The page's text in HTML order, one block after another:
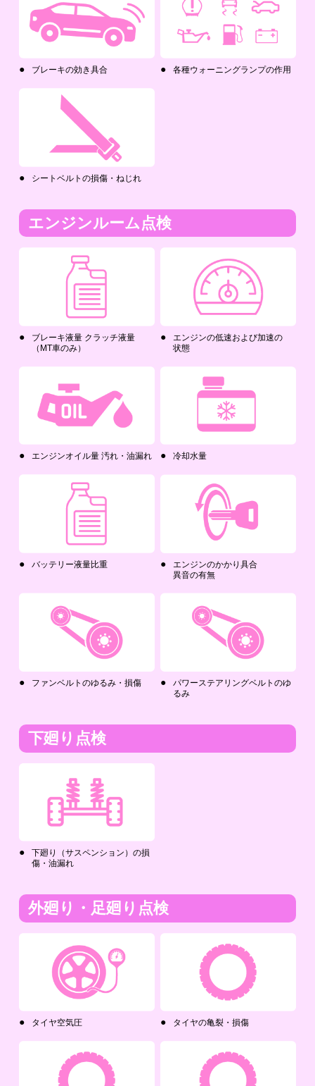
ブレーキの効き具合 各種ウォーニングランプの作用
シートベルトの損傷・ねじれ
エンジンルーム点検
ブレーキ液量 クラッチ液量
（MT車のみ）
エンジンの低速および加速の
状態
エンジンオイル量 汚れ・油漏れ 冷却水量
バッテリー液量比重
エンジンのかかり具合
異音の有無
ファンベルトのゆるみ・損傷
パワーステアリングベルトのゆ
るみ
下廻り点検
下廻り（サスペンション）の損
傷・油漏れ
外廻り・足廻り点検
タイヤ空気圧 タイヤの亀裂・損傷